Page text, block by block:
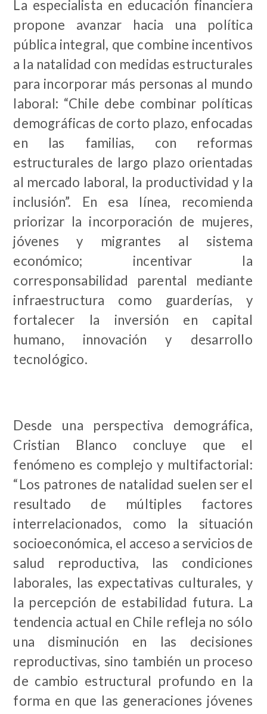
La especialista en educación financiera
propone avanzar hacia una política
pública integral, que combine incentivos
a la natalidad con medidas estructurales
para incorporar más personas al mundo
laboral: “Chile debe combinar políticas
demográficas de corto plazo, enfocadas
en las familias, con reformas
estructurales de largo plazo orientadas
al mercado laboral, la productividad y la
inclusión”. En esa línea, recomienda
priorizar la incorporación de mujeres,
jóvenes y migrantes al sistema
económico; incentivar la
corresponsabilidad parental mediante
infraestructura como guarderías, y
fortalecer la inversión en capital
humano, innovación y desarrollo
tecnológico.
Desde una perspectiva demográfica,
Cristian Blanco concluye que el
fenómeno es complejo y multifactorial:
“Los patrones de natalidad suelen ser el
resultado de múltiples factores
interrelacionados, como la situación
socioeconómica, el acceso a servicios de
salud reproductiva, las condiciones
laborales, las expectativas culturales, y
la percepción de estabilidad futura. La
tendencia actual en Chile refleja no sólo
una disminución en las decisiones
reproductivas, sino también un proceso
de cambio estructural profundo en la
forma en que las generaciones jóvenes